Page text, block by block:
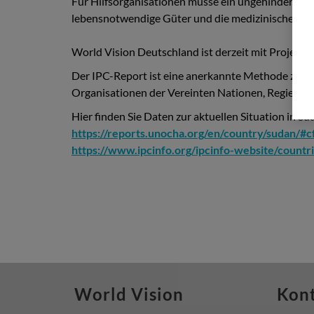
lebensnotwendige Güter und die medizinische
World Vision Deutschland ist derzeit mit
Der IPC-Report ist eine anerkannte Methode zur
Organisationen der Vereinten Nationen,
Hier finden Sie Daten zur aktuellen Situation in
https://reports.unocha.org/en/country/sudan/
https://www.ipcinfo.org/ipcinfo-website/
World Vision